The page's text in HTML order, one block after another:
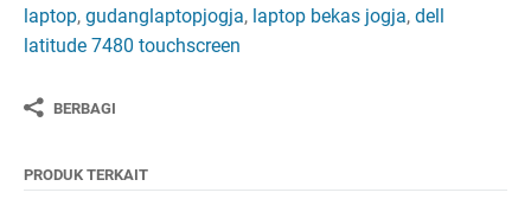
laptop, gudanglaptopjogja, laptop bekas jogja, dell
latitude 7480 touchscreen
BERBAGI
PRODUK TERKAIT